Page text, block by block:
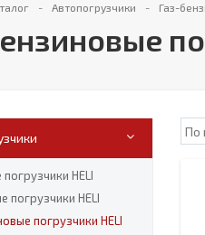
Автопогрузчики Газ-
HELI
погрузчики HELI
погрузчики HELI